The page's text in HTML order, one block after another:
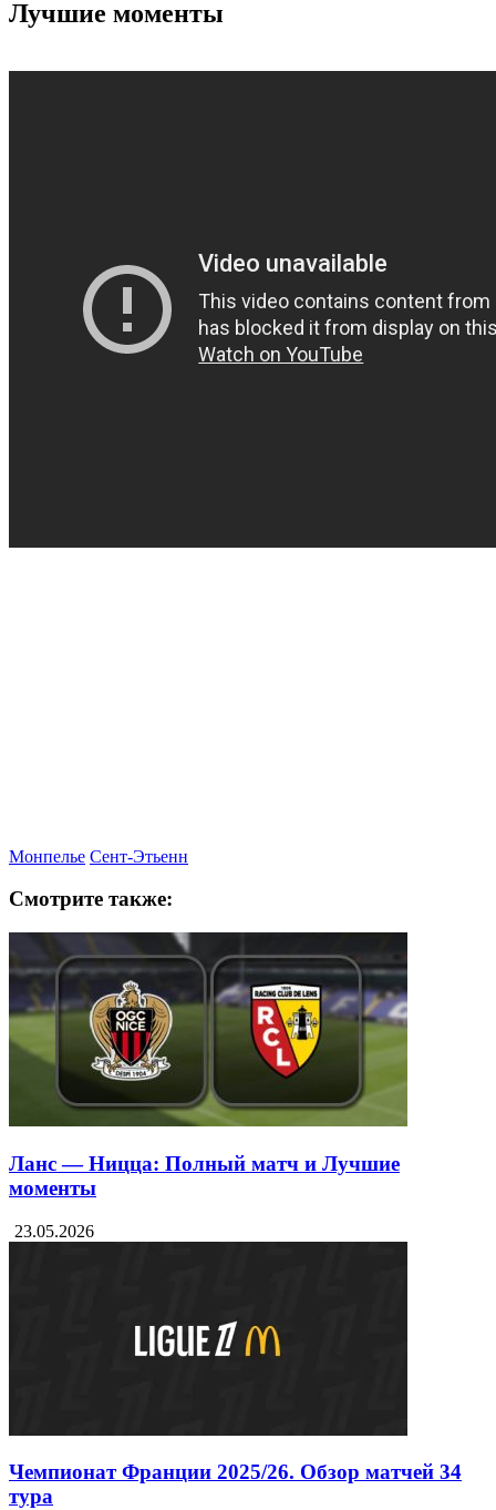
Лучшие моменты
Монпелье Сент-Этьенн
Смотрите также:
Ланс — Ницца: Полный матч и Лучшие
моменты
23.05.2026
Чемпионат Франции 2025/26. Обзор матчей 34
тура